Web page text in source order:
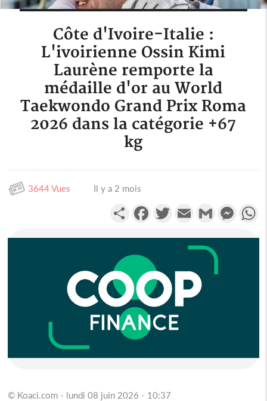
Côte d'Ivoire-Italie :
L'ivoirienne Ossin Kimi
Laurène remporte la
médaille d'or au World
Taekwondo Grand Prix Roma
2026 dans la catégorie +67
kg
3644 Vues Il y a 2 mois
PartagerFacebookTwitterEmail Gmail
© Koaci.com - lundi 08 juin 2026 - 10:37